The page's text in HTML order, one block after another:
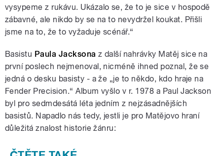
vysypeme z rukávu. Ukázalo se, že to je sice v hospodě
zábavné, ale nikdo by se na to nevydržel koukat. Přišli
jsme na to, že to vyžaduje scénář.“
Basistu Paula Jacksona z další nahrávky Matěj sice na
první poslech nejmenoval, nicméně ihned poznal, že se
jedná o desku basisty ‒ a že „je to někdo, kdo hraje na
Fender Precision.“ Album vyšlo v r. 1978 a Paul Jackson
byl pro sedmdesátá léta jedním z nejzásadnějších
basistů. Napadlo nás tedy, jestli je pro Matějovo hraní
důležitá znalost historie žánru: